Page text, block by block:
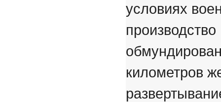
условиях
километров